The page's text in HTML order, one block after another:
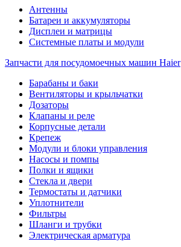
Антенны
Батареи и аккумуляторы
Дисплеи и матрицы
Системные платы и модули
Запчасти для посудомоечных машин Haier
Барабаны и баки
Вентиляторы и крыльчатки
Дозаторы
Клапаны и реле
Корпусные детали
Крепеж
Модули и блоки управления
Насосы и помпы
Полки и ящики
Стекла и двери
Термостаты и датчики
Уплотнители
Фильтры
Шланги и трубки
Электрическая арматура